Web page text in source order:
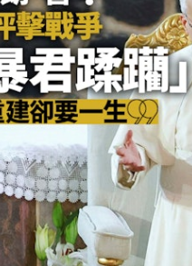
XIV）4月16日（周四
戰爭中耗費數以十億美
。美國總統特朗普（
且在外交政策方面糟糕
些利用宗教語言為戰爭